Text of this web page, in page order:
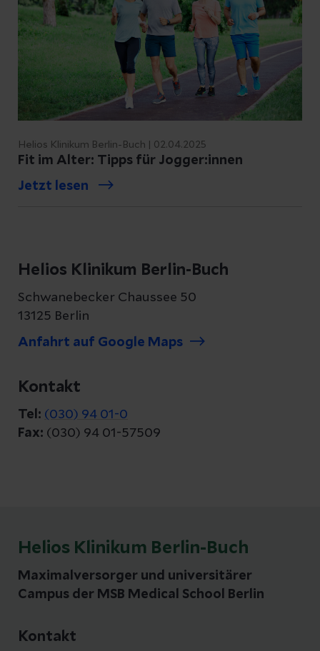
Helios Klinikum Berlin-Buch | 02.04.2025
Fit im Alter: Tipps für Jogger:innen
Jetzt lesen
Helios Klinikum Berlin-Buch
Schwanebecker Chaussee 50
13125 Berlin
Anfahrt auf Google Maps
Kontakt
Tel: (030) 94 01-0
Fax: (030) 94 01-57509
Helios Klinikum Berlin-Buch
Maximalversorger und universitärer
Campus der MSB Medical School Berlin
Kontakt